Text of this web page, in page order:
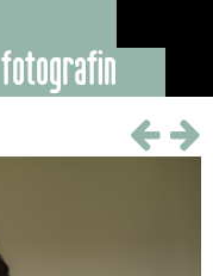
fotografin